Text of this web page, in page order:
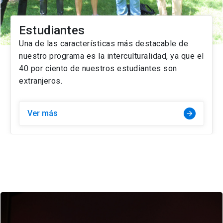
Estudiantes
Una de las características más destacable de
nuestro programa es la interculturalidad, ya que el
40 por ciento de nuestros estudiantes son
extranjeros.
Ver más arrow_forward